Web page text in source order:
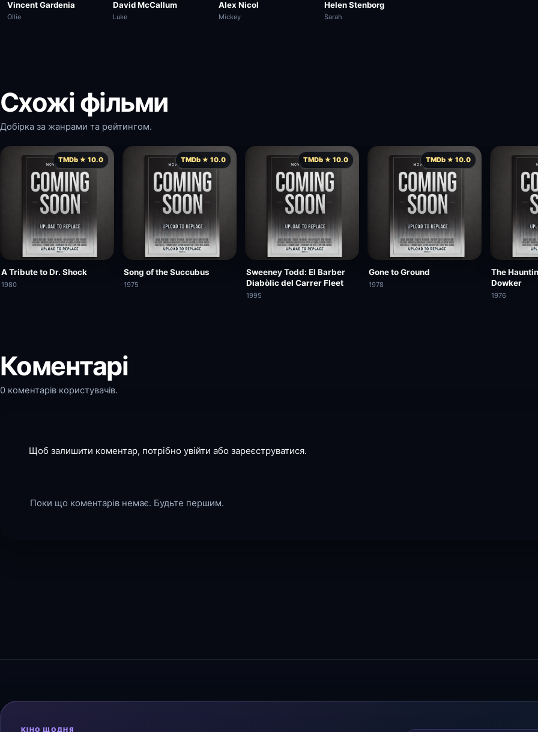
Vincent Gardenia
Ollie
David McCallum
Luke
Alex Nicol
Mickey
Helen Stenborg
Sarah
Схожі фільми
Добірка за жанрами та рейтингом.
TMDb ★ 10.0
A Tribute to Dr. Shock
1980
TMDb ★ 10.0
Song of the Succubus
1975
TMDb ★ 10.0
Sweeney Todd: El Barber
Diabòlic del Carrer Fleet
1995
TMDb ★ 10.0
Gone to Ground
1978
The
Dowker
1976
Коментарі
0 коментарів користувачів.
Щоб залишити коментар, потрібно увійти або зареєструватися.
Поки що коментарів немає. Будьте першим.
КІНО ЩОДНЯ